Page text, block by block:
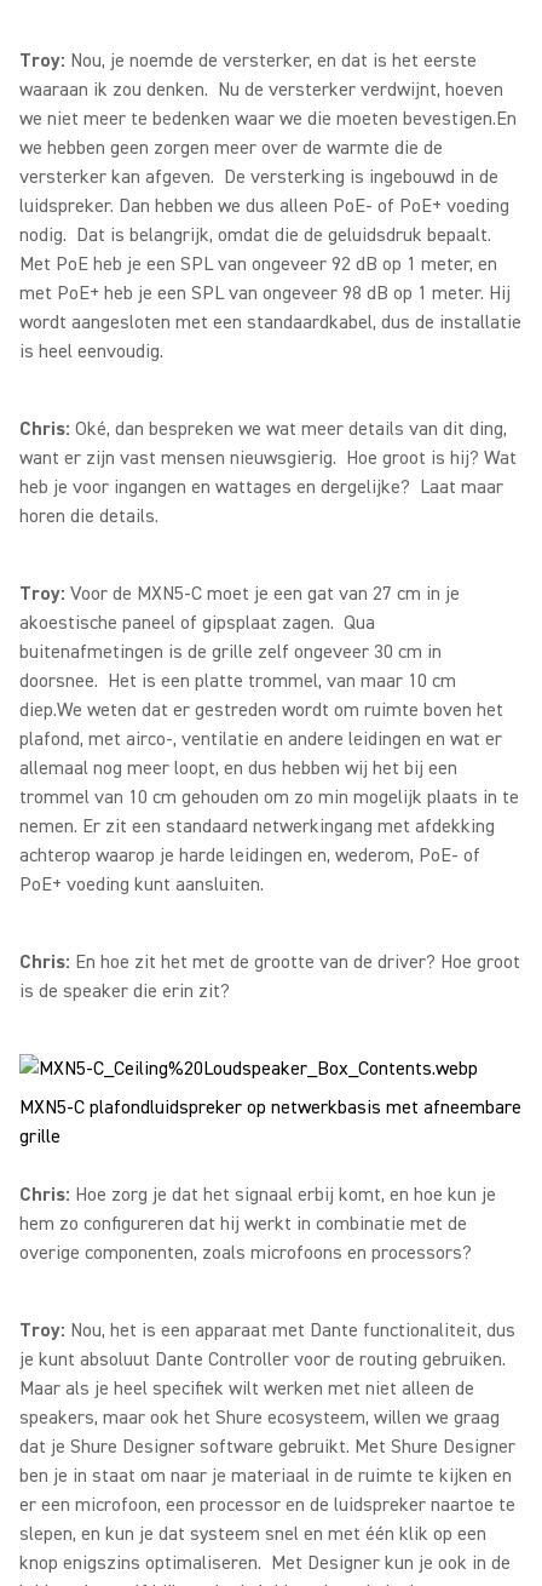
Troy: Nou, je noemde de versterker, en dat is het eerste
waaraan ik zou denken. Nu de versterker verdwijnt, hoeven
we niet meer te bedenken waar we die moeten bevestigen.En
we hebben geen zorgen meer over de warmte die de
versterker kan afgeven. De versterking is ingebouwd in de
luidspreker. Dan hebben we dus alleen PoE- of PoE+ voeding
nodig. Dat is belangrijk, omdat die de geluidsdruk bepaalt.
Met PoE heb je een SPL van ongeveer 92 dB op 1 meter, en
met PoE+ heb je een SPL van ongeveer 98 dB op 1 meter. Hij
wordt aangesloten met een standaardkabel, dus de installatie
is heel eenvoudig.
Chris: Oké, dan bespreken we wat meer details van dit ding,
want er zijn vast mensen nieuwsgierig. Hoe groot is hij? Wat
heb je voor ingangen en wattages en dergelijke? Laat maar
horen die details.
Troy: Voor de MXN5-C moet je een gat van 27 cm in je
akoestische paneel of gipsplaat zagen. Qua
buitenafmetingen is de grille zelf ongeveer 30 cm in
doorsnee. Het is een platte trommel, van maar 10 cm
diep.We weten dat er gestreden wordt om ruimte boven het
plafond, met airco-, ventilatie en andere leidingen en wat er
allemaal nog meer loopt, en dus hebben wij het bij een
trommel van 10 cm gehouden om zo min mogelijk plaats in te
nemen. Er zit een standaard netwerkingang met afdekking
achterop waarop je harde leidingen en, wederom, PoE- of
PoE+ voeding kunt aansluiten.
Chris: En hoe zit het met de grootte van de driver? Hoe groot
is de speaker die erin zit?
MXN5-C plafondluidspreker op netwerkbasis met afneembare
grille
Chris: Hoe zorg je dat het signaal erbij komt, en hoe kun je
hem zo configureren dat hij werkt in combinatie met de
overige componenten, zoals microfoons en processors?
Troy: Nou, het is een apparaat met Dante functionaliteit, dus
je kunt absoluut Dante Controller voor de routing gebruiken.
Maar als je heel specifiek wilt werken met niet alleen de
speakers, maar ook het Shure ecosysteem, willen we graag
dat je Shure Designer software gebruikt. Met Shure Designer
ben je in staat om naar je materiaal in de ruimte te kijken en
er een microfoon, een processor en de luidspreker naartoe te
slepen, en kun je dat systeem snel en met één klik op een
knop enigszins optimaliseren. Met Designer kun je ook in de